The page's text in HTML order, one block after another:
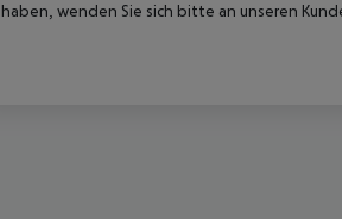
haben, wenden Sie sich bitte an unseren